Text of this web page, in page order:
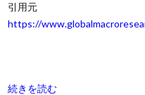
引用元
https://
続きを読む